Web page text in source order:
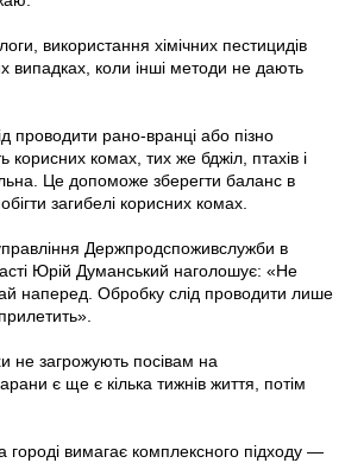
використання хімічних пестицидів
випадках, коли інші методи не дають
проводити рано-вранці або пізно
корисних комах, тих же бджіл, птахів і
Це допоможе зберегти баланс в
загибелі корисних комах.
Держпродспоживслужби в
Юрій Думанський наголошує: «Не
наперед. Обробку слід проводити лише
не загрожують посівам на
є ще є кілька тижнів життя, потім
вимагає комплексного підходу —